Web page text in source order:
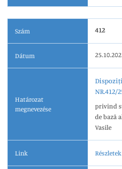
Szám 412
Dátum
Határozat
megnevezése
NR.412/
privind
de bază
Vasile
Link Részletek